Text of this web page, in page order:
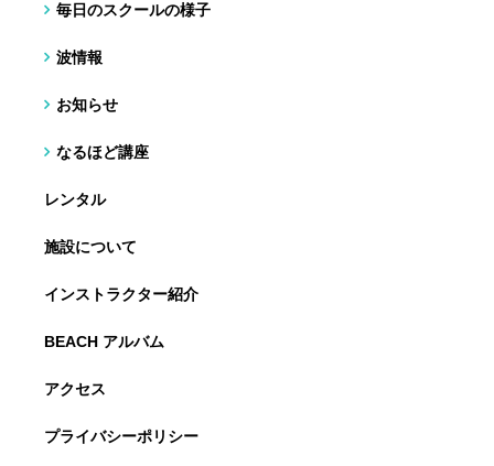
毎日のスクールの様子
波情報
お知らせ
なるほど講座
レンタル
施設について
インストラクター紹介
BEACH アルバム
アクセス
プライバシーポリシー